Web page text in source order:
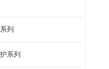
列
系列